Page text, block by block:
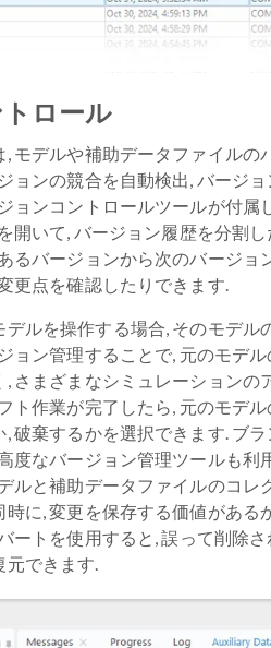
ロール
モデルや補助データファイルの
ョンの競合を自動検出, バージ
ョンコントロールツールが付属
開いて, バージョン履歴を分割し
るバージョンから次のバージョ
更点を確認したりできます.
ルを操作する場合, そのモデル
ョン管理することで, 元のモデ
さまざまなシミュレーションの
ト作業が完了したら, 元のモデ
破棄するかを選択できます. ブラ
度なバージョン管理ツールも利
ルと補助データファイルのコレ
に, 変更を保存する価値がある
ートを使用すると, 誤って削除さ
元できます.